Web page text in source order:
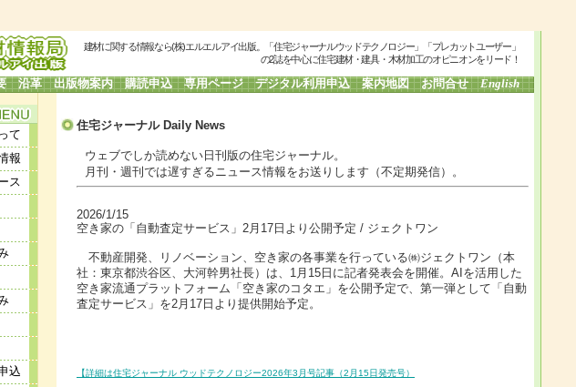
建材に関する情報なら(株)エルエルアイ出版。「住宅ジャーナルウッドテクノロジー」「プレカットユーザー」
の2誌を中心に住宅建材・建具・木材加工のオピニオンをリード！
沿革 出版物案内 購読申込 専用ページ デジタル利用申込 案内地図 お問合せ English
て
報
ス
込
住宅ジャーナル Daily News
ウェブでしか読めない日刊版の住宅ジャーナル。
月刊・週刊では遅すぎるニュース情報をお送りします（不定期発信）。
2026/1/15
空き家の「自動査定サービス」2月17日より公開予定 / ジェクトワン
不動産開発、リノベーション、空き家の各事業を行っている㈱ジェクトワン（本
社：東京都渋谷区、大河幹男社長）は、1月15日に記者発表会を開催。AIを活用した
空き家流通プラットフォーム「空き家のコタエ」を公開予定で、第一弾として「自動
査定サービス」を2月17日より提供開始予定。
【詳細は住宅ジャーナル ウッドテクノロジー2026年3月号記事（2月15日発売号）